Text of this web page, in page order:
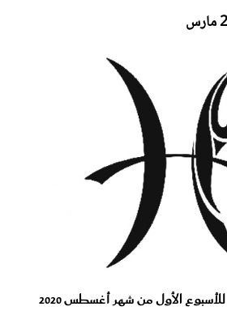
الأول من شهر أغسطس 2020